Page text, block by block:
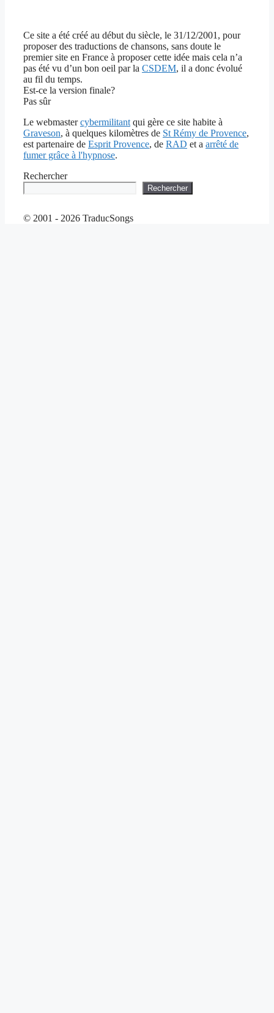
Ce site a été créé au début du siècle, le 31/12/2001, pour
proposer des traductions de chansons, sans doute le
premier site en France à proposer cette idée mais cela n’a
pas été vu d’un bon oeil par la CSDEM, il a donc évolué
au fil du temps.
Est-ce la version finale?
Pas sûr
Le webmastercybermilitant qui gère ce site habite à
Graveson, à quelques kilomètres de St Rémy de Provence,
est partenaire de Esprit Provence, de RAD et a arrêté de
fumer grâce à l'hypnose.
Rechercher
Rechercher
© 2001 - 2026 TraducSongs